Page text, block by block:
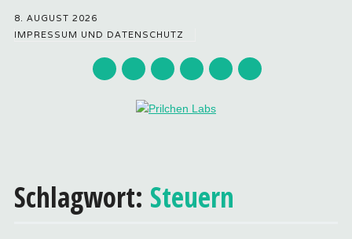
8. AUGUST 2026
IMPRESSUM UND DATENSCHUTZ
springen
Schlagwort: Steuern